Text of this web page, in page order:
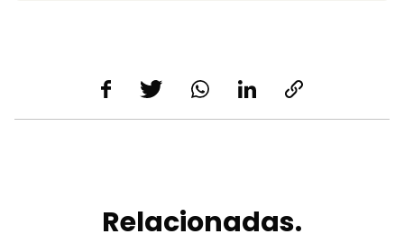
Relacionadas.